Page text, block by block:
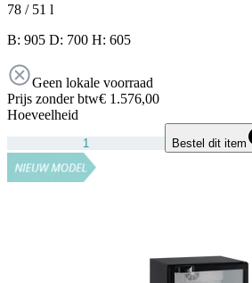
78 / 51 l
B: 905 D: 700 H: 605
Geen lokale voorraad
Prijs zonder btw€ 1.576,00
Hoeveelheid
Bestel dit item